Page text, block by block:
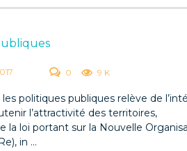
0 9 K
politiques publiques relève de
l’attractivité des territoires,
loi portant sur la Nouvelle
in ...